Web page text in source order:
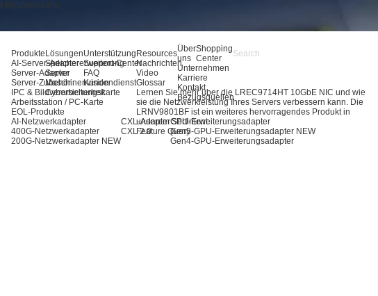
Produkte
AI-Server-Adapter
Server-Adapter
Server-Zubehör
IPC & Bildverarbeitungskarte
Arbeitsstation / PC-Karte
EOL-Produkte
AI-Netzwerkadapter
400G-Netzwerkadapter
200G-Netzwerkadapter NEW
CXL-Adapter
CXL 2.0
GPU-Erweiterungsadapter
Gen5-GPU-Erweiterungsadapter NEW
Gen4-GPU-Erweiterungsadapter
Lösungen
Speichererweiterung
Server
Maschinenvision
Cybersicherheit
Unterstützung
Support-Center
FAQ
Kundendienst
Resources
Nachrichten
Video
Glossar
Lernen Sie mehr über die LREC9714HT 10GbE NIC und wie
sie die Netzwerkleistung Ihres Servers verbessern kann. Die
LRNV9801BF ist ein weiteres hervorragendes Produkt in
unserem Sortiment.
Feature Query
Über
uns
Unternehmen
Karriere
Kontakt
Bezugsquellen
Shopping
Center
Netzwerkkarte